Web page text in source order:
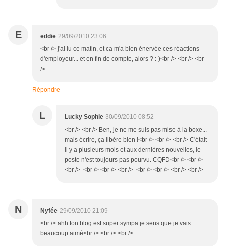
E eddie 29/09/2010 23:06
<br /> j'ai lu ce matin, et ca m'a bien énervée ces réactions
d'employeur... et en fin de compte, alors ? :-)<br /> <br /> <br
/>
Répondre
L Lucky Sophie 30/09/2010 08:52
<br /> <br /> Ben, je ne me suis pas mise à la boxe...
mais écrire, ça libère bien !<br /> <br /> <br /> C'était
il y a plusieurs mois et aux dernières nouvelles, le
poste n'est toujours pas pourvu. CQFD<br /> <br />
<br /> <br /> <br /> <br /> <br /> <br /> <br /> <br />
N Nyfée 29/09/2010 21:09
<br /> ahh ton blog est super sympa je sens que je vais
beaucoup aimé<br /> <br /> <br />